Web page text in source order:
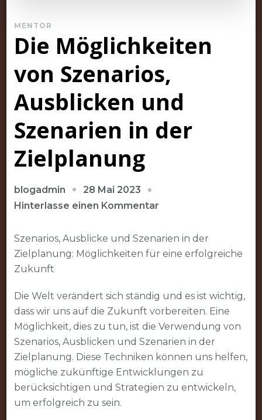
MENTOR
Die Möglichkeiten
von Szenarios,
Ausblicken und
Szenarien in der
Zielplanung
blogadmin
28 Mai 2023
Hinterlasse einen Kommentarzu
Möglichkeiten
von
und
Szenarien
in
der
Zielplanung
Szenarios, Ausblicke und Szenarien in der
Zielplanung: Möglichkeiten für eine erfolgreiche
Zukunft
Die Welt verändert sich ständig und es ist wichtig,
dass wir uns auf die Zukunft vorbereiten. Eine
Möglichkeit, dies zu tun, ist die Verwendung von
Szenarios, Ausblicken und Szenarien in der
Zielplanung. Diese Techniken können uns helfen,
mögliche zukünftige Entwicklungen zu
berücksichtigen und Strategien zu entwickeln,
um erfolgreich zu sein.